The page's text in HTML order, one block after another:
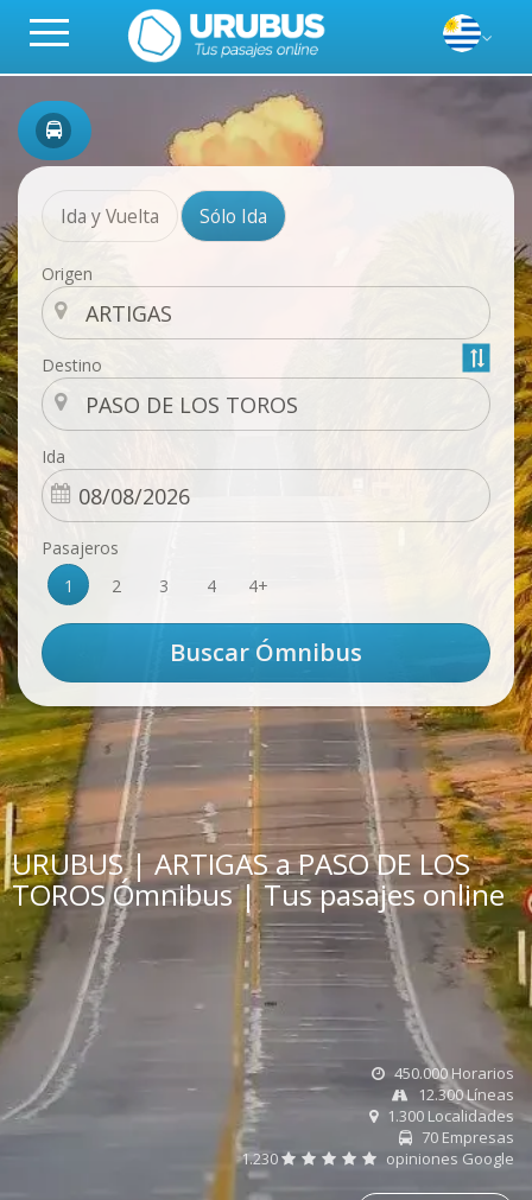
Ida y Vuelta Sólo Ida
Origen
Destino
Ida
Pasajeros
1
2 3 4 4+
URUBUS | ARTIGAS a PASO DE LOS
TOROS Ómnibus | Tus pasajes online
450.000 Horarios
12.300 Líneas
1.300 Localidades
70 Empresas
1.230
opiniones Google